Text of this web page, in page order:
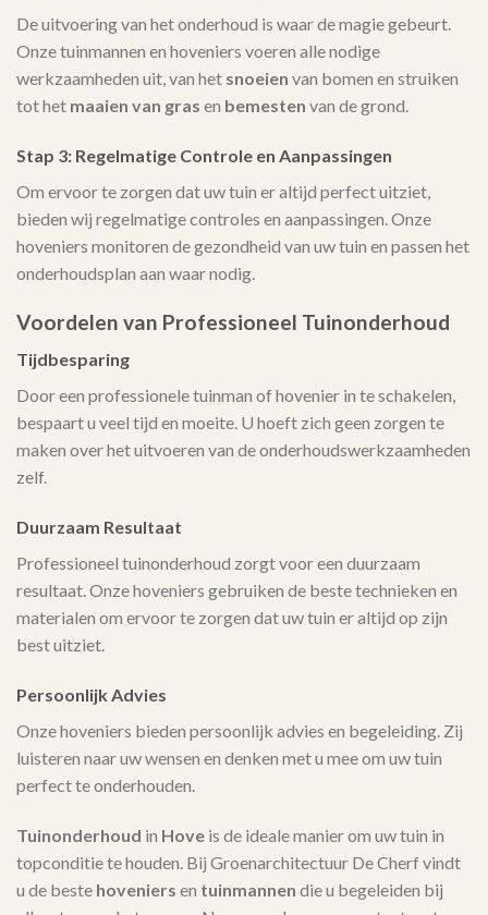
De uitvoering van het onderhoud is waar de magie gebeurt.
Onze tuinmannen en hoveniers voeren alle nodige
werkzaamheden uit, van het snoeien van bomen en struiken
tot het maaien van gras en bemesten van de grond.
Stap 3: Regelmatige Controle en Aanpassingen
Om ervoor te zorgen dat uw tuin er altijd perfect uitziet,
bieden wij regelmatige controles en aanpassingen. Onze
hoveniers monitoren de gezondheid van uw tuin en passen het
onderhoudsplan aan waar nodig.
Voordelen van Professioneel Tuinonderhoud
Tijdbesparing
Door een professionele tuinman of hovenier in te schakelen,
bespaart u veel tijd en moeite. U hoeft zich geen zorgen te
maken over het uitvoeren van de onderhoudswerkzaamheden
zelf.
Duurzaam Resultaat
Professioneel tuinonderhoud zorgt voor een duurzaam
resultaat. Onze hoveniers gebruiken de beste technieken en
materialen om ervoor te zorgen dat uw tuin er altijd op zijn
best uitziet.
Persoonlijk Advies
Onze hoveniers bieden persoonlijk advies en begeleiding. Zij
luisteren naar uw wensen en denken met u mee om uw tuin
perfect te onderhouden.
Tuinonderhoud in Hove is de ideale manier om uw tuin in
topconditie te houden. Bij Groenarchitectuur De Cherf vindt
u de beste hoveniers en tuinmannen die u begeleiden bij